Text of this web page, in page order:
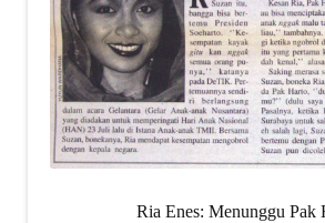
Ria Enes: Menunggu Pak